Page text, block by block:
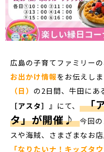
広島の子育てファミリー
お出かけ情報をお伝えしま
（日） の2日間、牛田にあ
［アスタ］』 にて、 「
タ」が開催♪ 今回
スや海賊、さまざまなお
「なりたいナ！キッズタウ